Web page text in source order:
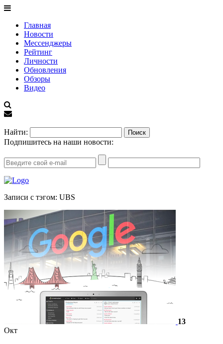
Главная
Новости
Мессенджеры
Рейтинг
Личности
Обновления
Обзоры
Видео
Найти:
Подпишитесь на наши новости:
Записи с тэгом: UBS
13
Окт